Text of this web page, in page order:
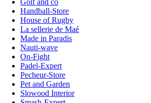
Golf and co
Handball-Store
House of Rugby
La sellerie de Maé
Made in Paradis
Nauti-wave
On-Fight
Padel-Expert
Pecheur-Store
Pet and Garden
Slowood Interior